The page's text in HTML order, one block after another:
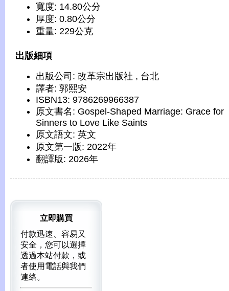
寬度: 14.80公分
厚度: 0.80公分
重量: 229公克
出版細項
出版公司: 改革宗出版社 , 台北
譯者: 郭熙安
ISBN13: 9786269966387
原文書名: Gospel-Shaped Marriage: Grace for
Sinners to Love Like Saints
原文語文: 英文
原文第一版: 2022年
翻譯版: 2026年
立即購買
付款迅速、容易又
安全，您可以選擇
透過本站付款，或
者使用電話與我們
連絡。